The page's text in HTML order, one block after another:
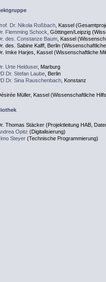
Dr. Nikola Roßbach , Kassel
Flemming Schock , Göttingen/Leipzig
des. Constanze Baum , Kassel
des. Sabine Kalff, Berlin
Imke Harjes, Kassel (Wissenschaftliche
Urte Helduser, Marburg
Dr. Stefan Laube , Berlin
Dr. Sina Rauschenbach , Konstanz
Müller, Kassel (Wissenschaftliche
Thomas Stäcker (Projektleitung HAB,
Opitz (Digitalisierung)
Steyer (Technische Programmierung)